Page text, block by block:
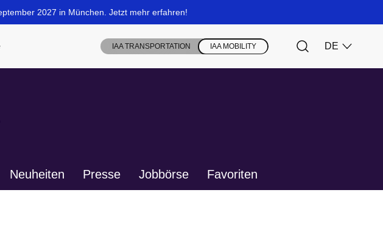
Neuheiten Presse Jobbörse Favoriten